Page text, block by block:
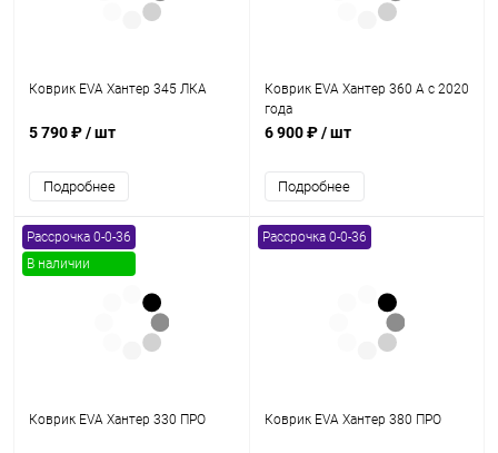
Коврик EVA Хантер 345 ЛКА
5 790 ₽/ шт
Подробнее
Коврик EVA Хантер 360 А с 2020
года
6 900 ₽/ шт
Подробнее
Рассрочка 0-0-36
В наличии
Коврик EVA Хантер 330 ПРО
Рассрочка 0-0-36
Коврик EVA Хантер 380 ПРО